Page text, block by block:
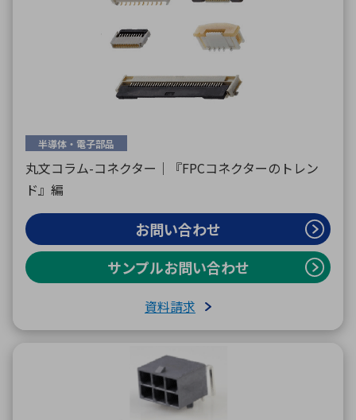
半導体・電子部品
丸文コラム-コネクター｜『FPCコネクターのトレン
ド』編
お問い合わせ
サンプルお問い合わせ
資料請求